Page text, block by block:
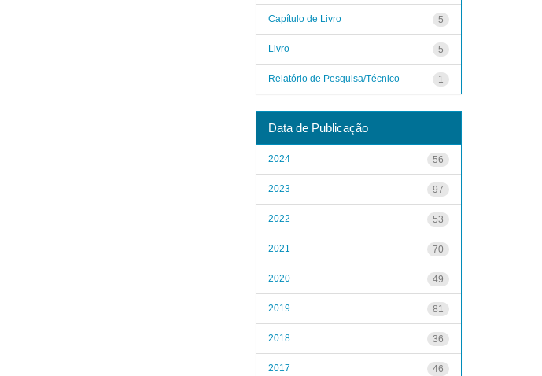
5
Capítulo de Livro
5
Livro
1
Relatório de Pesquisa/Técnico
Data de Publicação
56
2024
97
2023
53
2022
70
2021
49
2020
81
2019
36
2018
46
2017